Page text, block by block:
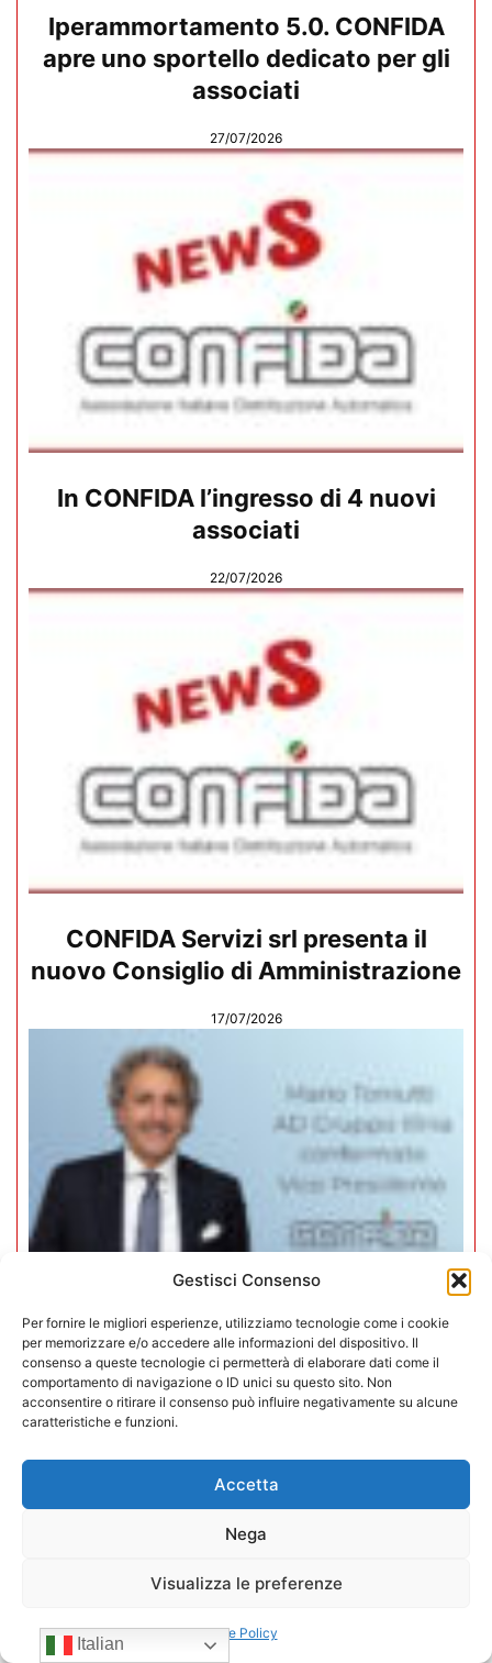
Gestisci Consenso
Per fornire le migliori esperienze, utilizziamo tecnologie come i cookie
per memorizzare e/o accedere alle informazioni del dispositivo. Il
consenso a queste tecnologie ci permetterà di elaborare dati come il
comportamento di navigazione o ID unici su questo sito. Non
acconsentire o ritirare il consenso può influire negativamente su alcune
caratteristiche e funzioni.
Accetta
Nega
Visualizza le preferenze
Cookie Policy
Iperammortamento 5.0. CONFIDA
apre uno sportello dedicato per gli
associati
27/07/2026
In CONFIDA l’ingresso di 4 nuovi
associati
22/07/2026
CONFIDA Servizi srl presenta il
nuovo Consiglio di Amministrazione
17/07/2026
Mario Toniutti confermato Vice
Presidente di CONFIDA per il
15/07/2026
Italian